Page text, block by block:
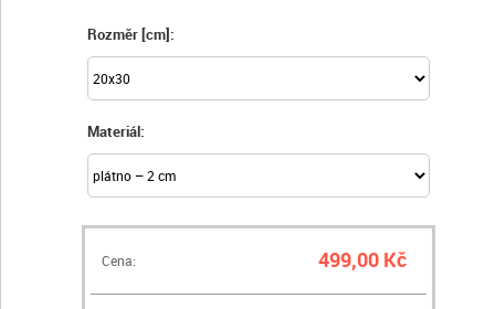
Rozměr [cm]:
Materiál:
Cena: 499,00 Kč